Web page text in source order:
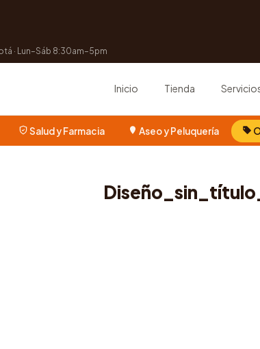
· Lun–Sáb 8:30am–5pm
Inicio Tienda
Salud y Farmacia Aseo y Peluquería